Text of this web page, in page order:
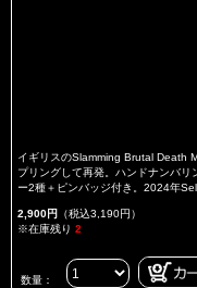
イギリスのSlamming Brutal Death
プリングして再発。ハンドナンバ
ー2種＋ピンバッジ付き。2024年
2,900円 （税込3,190円）
※在庫残り 2
数量：